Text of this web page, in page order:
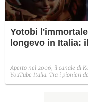
Yotobi
longevo in Italia:
Aperto nel 2006, il canale di
YouTube Italia. Tra i pionieri